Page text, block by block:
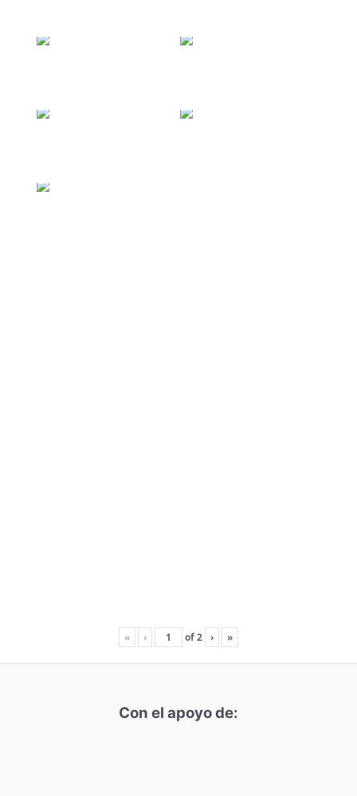
« ‹ of2 › »
Con el apoyo de: